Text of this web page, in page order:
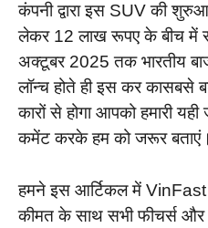
कंपनी द्वारा इस SUV की
लेकर 12 लाख रूपए के बीच में
अक्टूबर 2025 तक भारतीय
लॉन्च होते ही इस कर कासबसे
कारों से होगा आपको हमारी
कमेंट करके हम को जरूर बताएं।
हमने इस आर्टिकल में
कीमत के साथ सभी फीचर्स और